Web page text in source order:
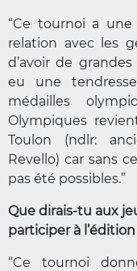
“Ce tournoi a
relation avec les
d’avoir de
eu une
médailles
Olympiques
Toulon (ndlr:
Revello) car sans
pas été possibles.”
Que dirais-tu aux
participer à
“Ce tournoi